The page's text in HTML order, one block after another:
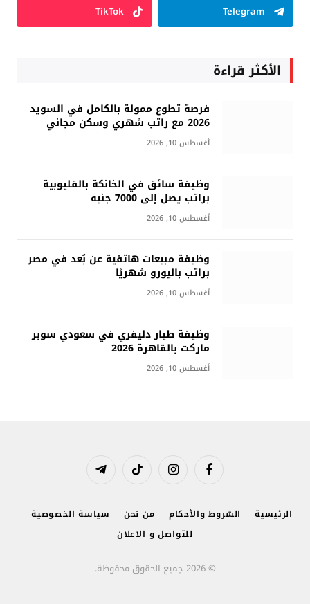
Telegram
TikTok
الأكثر قراءة
فرصة تطوع ممولة بالكامل في السويد
2026 مع راتب شهري وسكن مجاني
أغسطس 10, 2026
وظيفة سائق في الخانكة بالقليوبية
براتب يصل إلى 7000 جنيه
أغسطس 10, 2026
وظيفة مبيعات هاتفية عن بُعد في مصر
براتب باليورو شهريًا
أغسطس 10, 2026
وظيفة طيار دليفري في سعودي سوبر
ماركت بالقاهرة 2026
أغسطس 10, 2026
فيسبوك الانستغرامتيكتوك تيلقرام
الرئيسية الشروط والأحكام من نحن
سياسة الخصوصية
للتواصل و الاعلان
© 2026 جميع الحقوق محفوظة.